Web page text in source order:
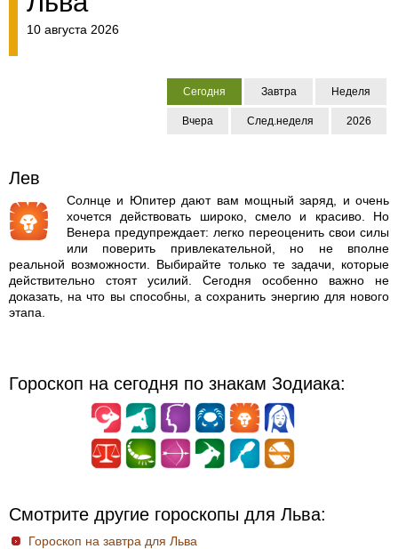
10 августа 2026
Сегодня Завтра Неделя
Вчера След.неделя 2026
Лев
Солнце и Юпитер дают вам мощный заряд, и очень
хочется действовать широко, смело и красиво. Но
Венера предупреждает: легко переоценить свои силы
или поверить привлекательной, но не вполне
реальной возможности. Выбирайте только те задачи, которые
действительно стоят усилий. Сегодня особенно важно не
доказать, на что вы способны, а сохранить энергию для нового
этапа.
Гороскоп на сегодня по знакам Зодиака:
Смотрите другие гороскопы для Льва:
Гороскоп на завтра для Льва